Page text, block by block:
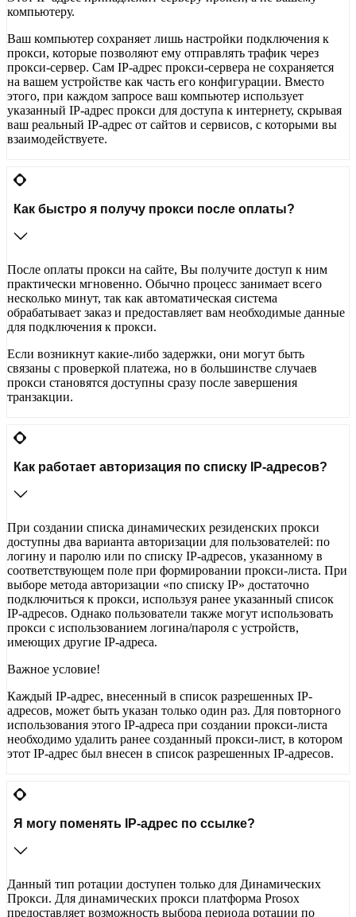
компьютеру.
Ваш компьютер сохраняет лишь настройки подключения к
прокси, которые позволяют ему отправлять трафик через
прокси-сервер. Сам IP-адрес прокси-сервера не сохраняется
на вашем устройстве как часть его конфигурации. Вместо
этого, при каждом запросе ваш компьютер использует
указанный IP-адрес прокси для доступа к интернету, скрывая
ваш реальный IP-адрес от сайтов и сервисов, с которыми вы
взаимодействуете.
Как быстро я получу прокси после оплаты?
После оплаты прокси на сайте, Вы получите доступ к ним
практически мгновенно. Обычно процесс занимает всего
несколько минут, так как автоматическая система
обрабатывает заказ и предоставляет вам необходимые данные
для подключения к прокси.
Если возникнут какие-либо задержки, они могут быть
связаны с проверкой платежа, но в большинстве случаев
прокси становятся доступны сразу после завершения
транзакции.
Как работает авторизация по списку IP-адресов?
При создании списка динамических резиденских прокси
доступны два варианта авторизации для пользователей: по
логину и паролю или по списку IP-адресов, указанному в
соответствующем поле при формировании прокси-листа. При
выборе метода авторизации «по списку IP» достаточно
подключиться к прокси, используя ранее указанный список
IP-адресов. Однако пользователи также могут использовать
прокси с использованием логина/пароля с устройств,
имеющих другие IP-адреса.
Важное условие!
Каждый IP-адрес, внесенный в список разрешенных IP-
адресов, может быть указан только один раз. Для повторного
использования этого IP-адреса при создании прокси-листа
необходимо удалить ранее созданный прокси-лист, в котором
этот IP-адрес был внесен в список разрешенных IP-адресов.
Я могу поменять IP-адрес по ссылке?
Данный тип ротации доступен только для Динамических
Прокси. Для динамических прокси платформа Prosox
предоставляет возможность выбора периода ротации по